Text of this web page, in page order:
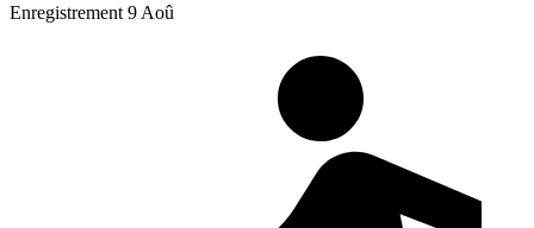
Enregistrement 9 Aoû